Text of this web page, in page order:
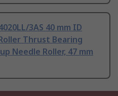
3AS 40 mm ID
Thrust Bearing
Needle Roller, 47 mm